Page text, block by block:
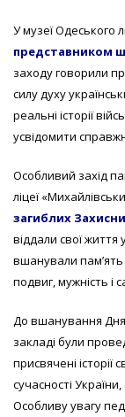
У музеїОдеського
представником
заходу говорили
силу духу
реальні історії
усвідомити
Особливий захід
ліцеї
загиблих
віддали свої
вшанували пам’ять
подвиг, мужність і
До вшанування Дня
закладі були
присвячені історії
сучасності
Особливу увагу